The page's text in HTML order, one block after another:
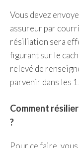
Vous devez
assureur par
résiliation sera
figurant sur le
relevé de
parvenir dans les
Comment
?
Pour ce faire,